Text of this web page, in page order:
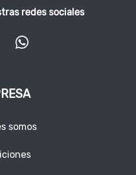
redes sociales
somos